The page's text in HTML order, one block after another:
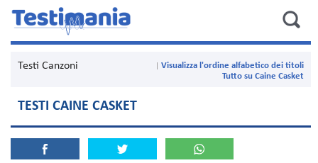
Testi Canzoni
Visualizza l'ordine alfabetico dei titoli
Tutto su Caine Casket
TESTI CAINE CASKET